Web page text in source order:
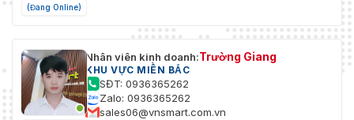
(Đang Online)
Nhân viên kinh doanh:Trường Giang
KHU VỰC MIỀN BẮC
SĐT: 0936365262
Zalo: 0936365262
sales06@vnsmart.com.vn